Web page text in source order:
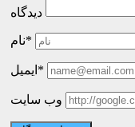
دیدگاه
نام*
ایمیل*
وب سایت